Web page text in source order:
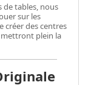
de tables, nous
sur les
créer des centres
mettront plein la